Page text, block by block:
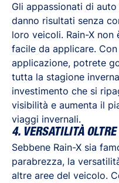
Gli appassionati di
danno risultati senza
loro veicoli. Rain-X
facile da applicare.
applicazione, potrete
tutta la stagione
investimento che si
visibilità e aumenta il
viaggi invernali.
4. VERSATILITÀ
Sebbene Rain-X sia
parabrezza, la
altre aree del veicolo.